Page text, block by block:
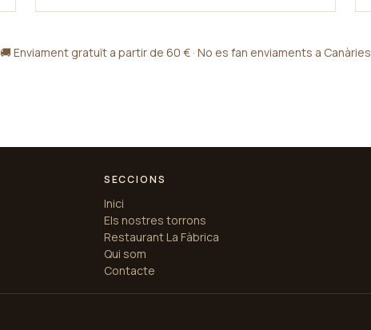
🚚 Enviament gratuït a partir de 60 € · No es fan enviaments a Canàries
SECCIONS
Inici
Els nostres torrons
Restaurant La Fàbrica
Qui som
Contacte